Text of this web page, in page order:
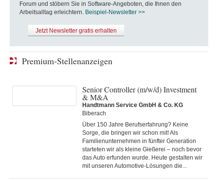
Forum und stöbern Sie in Software-Angeboten, die Ihnen den
Arbeitsalltag erleichtern. Beispiel-Newsletter >>
Jetzt Newsletter gratis erhalten
Premium-Stellenanzeigen
Senior Controller (m/w/d) Investment
& M&A
Handtmann Service GmbH & Co. KG
Biberach
Über 150 Jahre Berufserfahrung? Keine
Sorge, die bringen wir schon mit! Als
Familienunternehmen in fünfter Generation
starteten wir als kleine Gießerei – noch bevor
das Auto erfunden wurde. Heute gestalten wir
mit unseren Automotive-Lösungen die...